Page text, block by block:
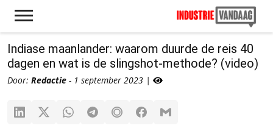
Indiase maanlander: waarom duurde de reis 40
dagen en wat is de slingshot-methode? (video)
Door: Redactie - 1 september 2023 |